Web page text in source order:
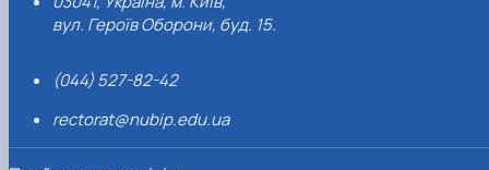
вул. Героїв Оборони, буд. 15.
(044) 527-82-42
rectorat@nubip.edu.ua